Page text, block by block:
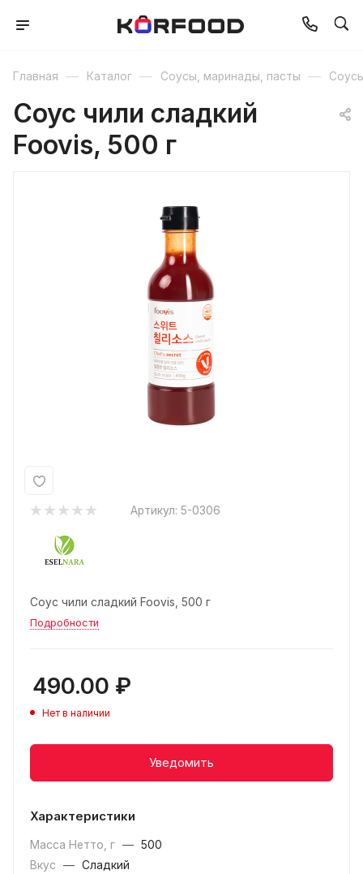
Главная — Каталог — Соусы, маринады, пасты —
Соус чили сладкий
Foovis, 500 г
Артикул: 5-0306
Соус чили сладкий Foovis, 500 г
Подробности
490.00 ₽
Нет в наличии
Уведомить
Характеристики
Масса Нетто, г — 500
Вкус
— Сладкий